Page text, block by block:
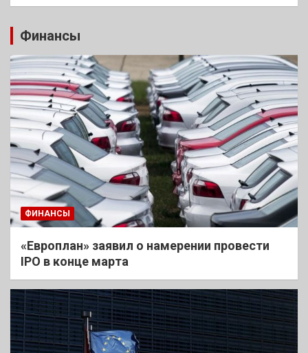
Финансы
ФИНАНСЫ
«Европлан» заявил о намерении провести
IPO в конце марта